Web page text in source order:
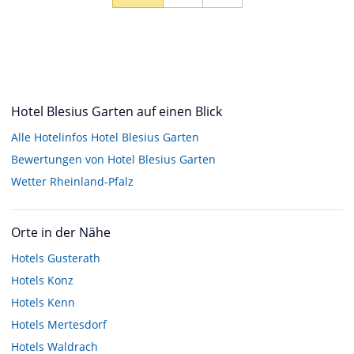
Hotel Blesius Garten auf einen Blick
Alle Hotelinfos Hotel Blesius Garten
Bewertungen von Hotel Blesius Garten
Wetter Rheinland-Pfalz
Orte in der Nähe
Hotels Gusterath
Hotels Konz
Hotels Kenn
Hotels Mertesdorf
Hotels Waldrach